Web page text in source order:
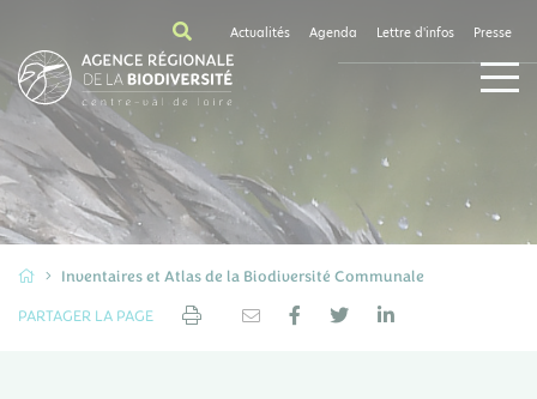
Actualités Agenda Lettre d'infos Presse
Inventaires et Atlas de la Biodiversité Communale
PARTAGER LA PAGE